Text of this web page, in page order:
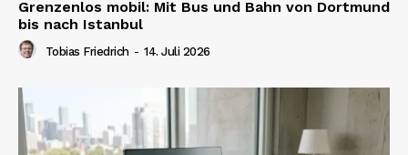
Grenzenlos mobil: Mit Bus und Bahn von Dortmund
bis nach Istanbul
Tobias Friedrich - 14. Juli 2026